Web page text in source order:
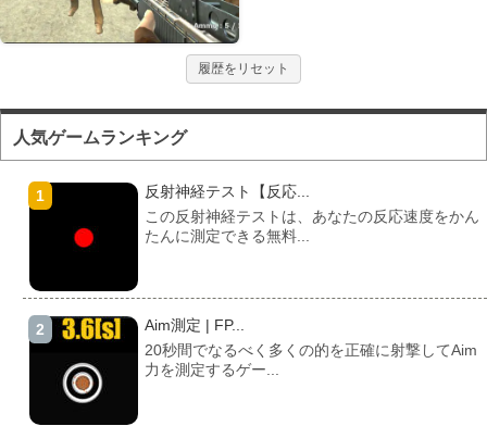
履歴をリセット
人気ゲームランキング
反射神経テスト【反応...
この反射神経テストは、あなたの反応速度をかん
たんに測定できる無料...
Aim測定 | FP...
20秒間でなるべく多くの的を正確に射撃してAim
力を測定するゲー...